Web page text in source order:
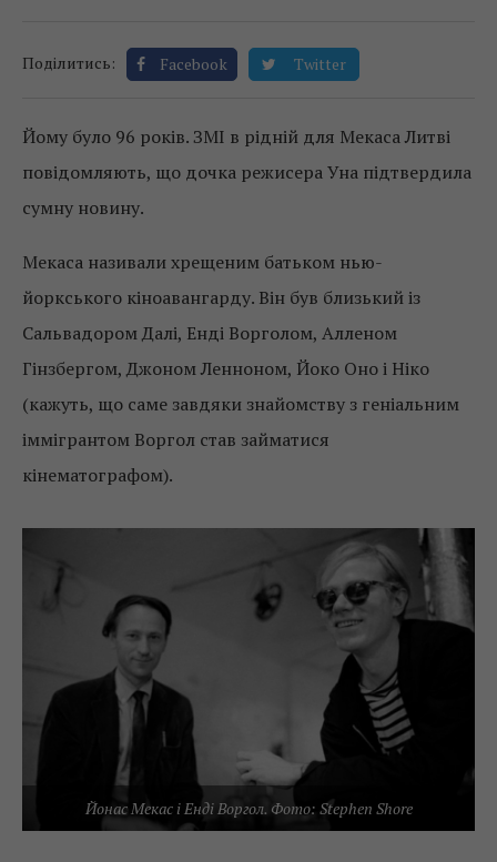
Поділитись: Facebook Twitter
Йому було 96 років. ЗМІ в рідній для Мекаса Литві
повідомляють, що дочка режисера Уна підтвердила
сумну новину.
Мекаса називали хрещеним батьком нью-
йоркського кіноавангарду. Він був близький із
Сальвадором Далі, Енді Ворголом, Алленом
Гінзбергом, Джоном Ленноном, Йоко Оно і Ніко
(кажуть, що саме завдяки знайомству з геніальним
іммігрантом Воргол став займатися
кінематографом).
Йонас Мекас і Енді Воргол. Фото: Stephen Shore